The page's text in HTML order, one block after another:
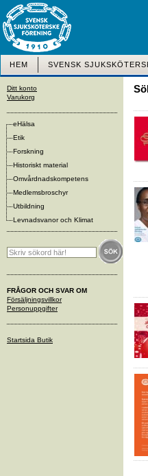
HEM SVENSK
Ditt konto
Varukorg
eHälsa
Etik
Forskning
Historiskt material
Omvårdnadskompetens
Medlemsbroschyr
Utbildning
Levnadsvanor och Klimat
FRÅGOR OCH SVAR OM
Försäljningsvillkor
Personuppgifter
Startsida Butik